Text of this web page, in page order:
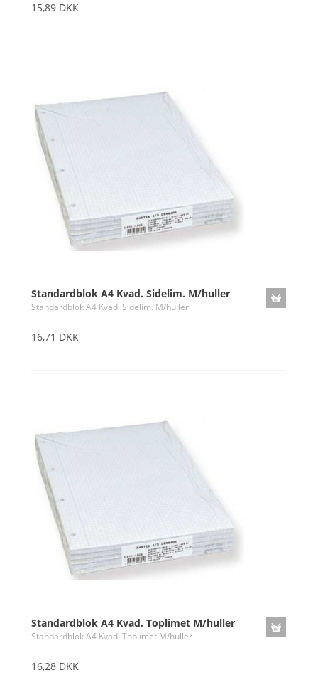
15,89 DKK
Standardblok A4 Kvad. Sidelim. M/huller
Standardblok A4 Kvad. Sidelim. M/huller
16,71 DKK
Standardblok A4 Kvad. Toplimet M/huller
Standardblok A4 Kvad. Toplimet M/huller
16,28 DKK